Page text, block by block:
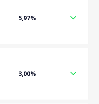
5,97%
3,00%